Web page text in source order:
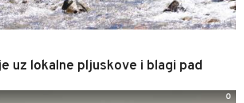
uz lokalne pljuskove i blagi pad
0